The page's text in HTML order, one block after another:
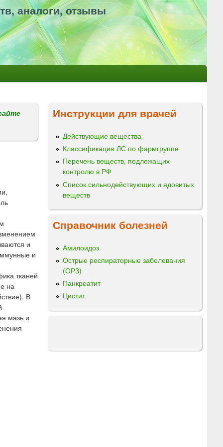
аналоги, отзывы
и
и
тканей
на
В
мазь и
Инструкции для врачей
Действующие вещества
Классификация ЛС по фармгруппе
Перечень веществ, подлежащих
контролю в РФ
Список сильнодействующих и ядовитых
веществ
Справочник болезней
Амилоидоз
Острые респираторные заболевания
(ОРЗ)
Панкреатит
Цистит